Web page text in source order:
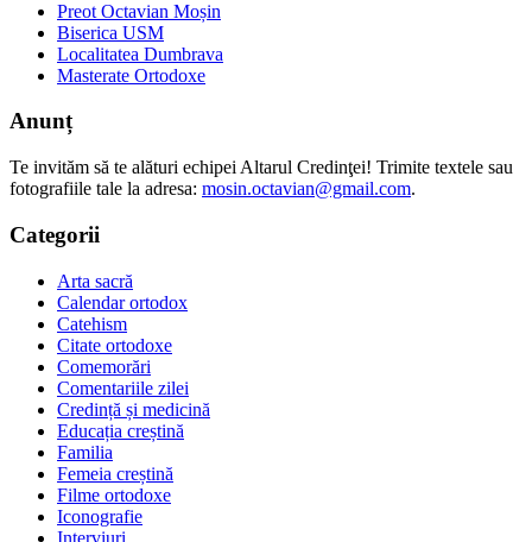
Preot Octavian Moșin
Biserica USM
Localitatea Dumbrava
Masterate Ortodoxe
Anunț
Te invităm să te alături echipei Altarul Credinţei! Trimite textele sau
fotografiile tale la adresa: mosin.octavian@gmail.com.
Categorii
Arta sacră
Calendar ortodox
Catehism
Citate ortodoxe
Comemorări
Comentariile zilei
Credință și medicină
Educația creștină
Familia
Femeia creștină
Filme ortodoxe
Iconografie
Interviuri